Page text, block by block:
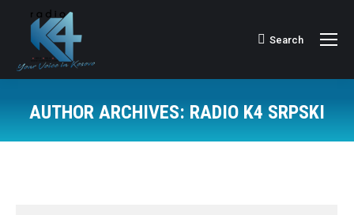
Search:
Search
AUTHOR ARCHIVES: RADIO K4 SRPSKI